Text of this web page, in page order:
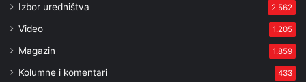
Izbor uredništva 2.562
Video 1.205
Magazin 1.859
Kolumne i komentari 433